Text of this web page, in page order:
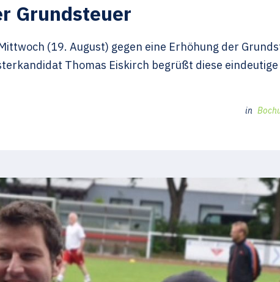
Grundsteuer
(19. August) gegen eine Erhöhung der
Thomas Eiskirch begrüßt diese
in